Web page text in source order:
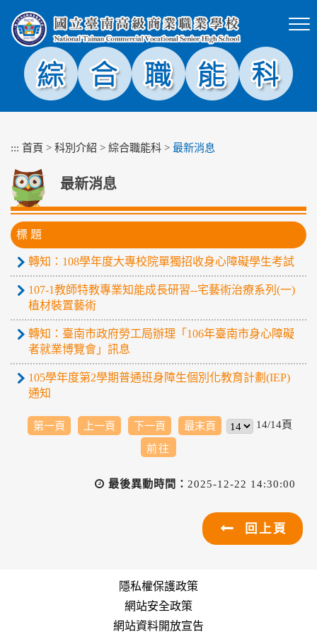
塊
::: 首頁 > 科別介紹 > 綜合職能科 > 最新消息
最新消息
標 題
轉知：108學年度大專校院單獨招收身心障礙學生考試
107-1教師特教專業知能成長研習--宅藝術治療系列(一)
植材裝置藝術
轉知：臺南市政府勞工局辦理「106年臺南市身心障礙
者就業博覽會」訊息
105學年度第2學期普通班身障生個別化教育計劃(IEP)
通知
第一頁 上一頁 下一頁 最末頁 14/14頁
最後異動時間： 2025-12-22 14:30:00
回上頁
隱私權保護政策
網站安全政策
網站資料開放宣告